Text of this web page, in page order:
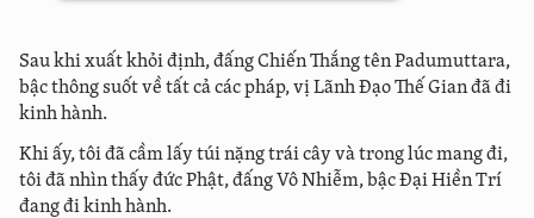
Sau khi xuất khỏi định, đấng Chiến Thắng tên Padumuttara,
bậc thông suốt về tất cả các pháp, vị Lãnh Đạo Thế Gian đã đi
kinh hành.
Khi ấy, tôi đã cầm lấy túi nặng trái cây và trong lúc mang đi,
tôi đã nhìn thấy đức Phật, đấng Vô Nhiễm, bậc Đại Hiền Trí
đang đi kinh hành.